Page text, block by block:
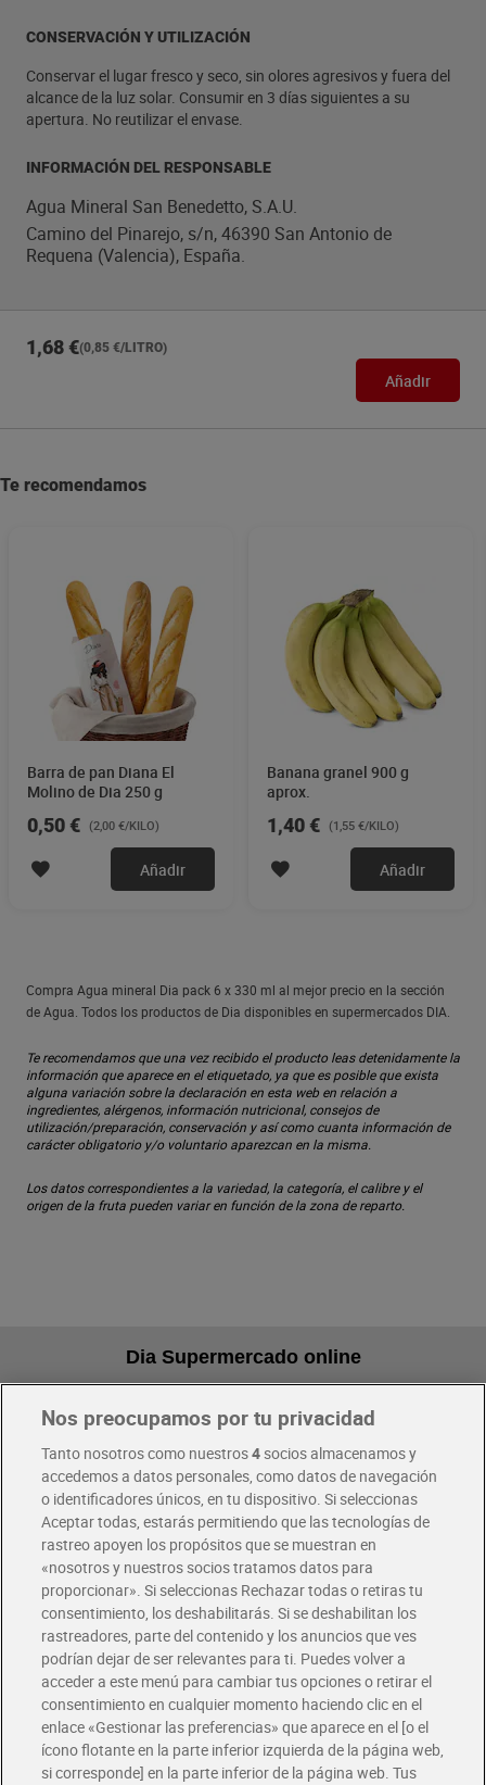
CONSERVACIÓN Y UTILIZACIÓN
Conservar el lugar fresco y seco, sin olores agresivos y fuera del
alcance de la luz solar. Consumir en 3 días siguientes a su
apertura. No reutilizar el envase.
INFORMACIÓN DEL RESPONSABLE
Agua Mineral San Benedetto, S.A.U.
Camino del Pinarejo, s/n, 46390 San Antonio de
Requena (Valencia), España.
1,68 €(0,85 €/LITRO)
Añadir
Te recomendamos
Barra de pan Diana El
Molino de Dia 250 g
0,50 € (2,00 €/KILO)
Añadir
Banana granel 900 g
aprox.
1,40 € (1,55 €/KILO)
Añadir
Compra Agua mineral Dia pack 6 x 330 ml al mejor precio en la sección
de Agua. Todos los productos de Dia disponibles en supermercados DIA.
Te recomendamos que una vez recibido el producto leas detenidamente la
información que aparece en el etiquetado, ya que es posible que exista
alguna variación sobre la declaración en esta web en relación a
ingredientes, alérgenos, información nutricional, consejos de
utilización/preparación, conservación y así como cuanta información de
carácter obligatorio y/o voluntario aparezcan en la misma.
Los datos correspondientes a la variedad, la categoría, el calibre y el
origen de la fruta pueden variar en función de la zona de reparto.
Dia Supermercado online
Pide hoy, recibe hoy
Envío gratis por compras superiores a 100€
Envío estandar por 4,99€
Glovo y Uber Eats
Solicita tu factura de Glovo o Uber Eats
Únete al CLUB Dia
Disfruta las ventajas y ofertas exclusivas.
Descárgate la APP Dia
Folletos y Tiendas
Descubre las mejores ofertas y busca tu tienda más cercana
Nos preocupamos por tu privacidad
Tanto nosotros como nuestros4socios almacenamos y
accedemos a datos personales, como datos de navegación
o identificadores únicos, en tu dispositivo. Si seleccionas
Aceptar todas, estarás permitiendo que las tecnologías de
rastreo apoyen los propósitos que se muestran en
«nosotros y nuestros socios tratamos datos para
proporcionar». Si seleccionas Rechazar todas o retiras tu
consentimiento, los deshabilitarás. Si se deshabilitan los
rastreadores, parte del contenido y los anuncios que ves
podrían dejar de ser relevantes para ti. Puedes volver a
acceder a este menú para cambiar tus opciones o retirar el
consentimiento en cualquier momento haciendo clic en el
enlace «Gestionar las preferencias» que aparece en el [o el
ícono flotante en la parte inferior izquierda de la página web,
si corresponde] en la parte inferior de la página web. Tus